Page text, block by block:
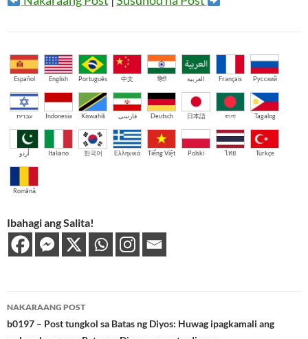
Español English Português 中文 हिंदी العربية Français Русский
עברית Indonesia Kiswahili فارسی Deutsch 日本語 বাংলা Tagalog
اُردو Italiano 한국어 Ελληνικά Tiếng Việt Polski ไทย Türkçe
Română
Ibahagi ang Salita!
Post
navigation
NAKARAANG POST
b0197 – Post tungkol sa Batas ng Diyos: Huwag ipagkamali ang